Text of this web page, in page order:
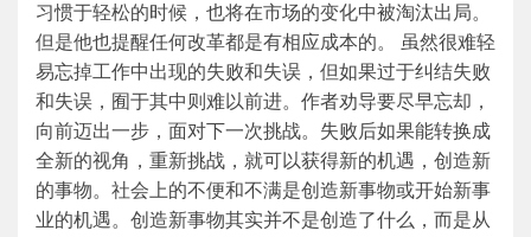
习惯于轻松的时候，也将在市场的变化中被淘汰出局。
但是他也提醒任何改革都是有相应成本的。 虽然很难轻
易忘掉工作中出现的失败和失误，但如果过于纠结失败
和失误，囿于其中则难以前进。作者劝导要尽早忘却，
向前迈出一步，面对下一次挑战。失败后如果能转换成
全新的视角，重新挑战，就可以获得新的机遇，创造新
的事物。社会上的不便和不满是创造新事物或开始新事
业的机遇。创造新事物其实并不是创造了什么，而是从